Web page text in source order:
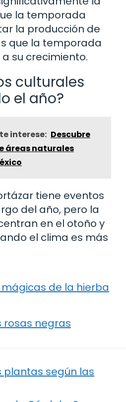
la temporada
la producción de
que la temporada
su crecimiento.
culturales
el año?
interese: Descubre
áreas naturales
tiene eventos
del año, pero la
en el otoño y
el clima es más
de la hierba
rosas negras
según las